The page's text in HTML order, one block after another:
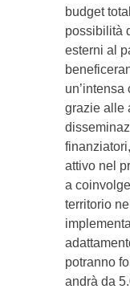
budget
possibilità
esterni al
grazie alle
attivo nel
a
territorio
potranno
andrà da